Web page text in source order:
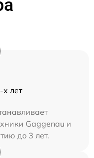
х лет
Gaggenau и
до 3 лет.